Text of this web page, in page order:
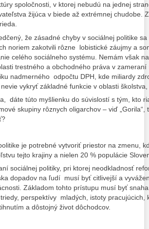
spoločnosti, v ktorej nebudú na jednej
žijúca v biede až extrémnej chudobe.
že zásadné chyby v sociálnej politike
noriem zakotvili rôzne lobistické záujmy a
celého sociálneho systému. Nemám však
trestného a obchodného práva v
nadmerného odpočtu DPH, kde miliardy
vykryť základné funkcie v oblasti
dáte túto myšlienku do súvislostí s tým, kto
skupiny rôznych oligarchov – viď
je potrebné vytvoriť priestor na zmenu,
tejto krajiny a nielen 20 % populácie
sociálnej politiky, pri ktorej neodkladnosť
dopadov na ľudí musí byť citlivejší a
Základom tohto prístupu musí byť
perspektívy mladých, istoty pracujúcich,
a dôstojný život dôchodcov.